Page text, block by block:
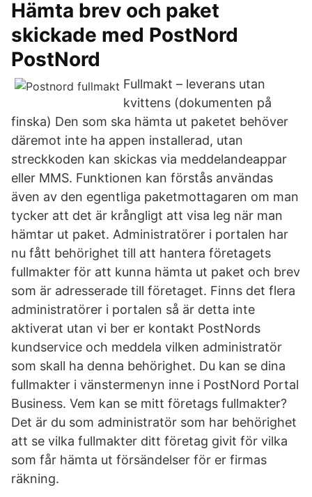
Hämta brev och paket
skickade med PostNord
PostNord
Fullmakt – leverans utan
kvittens (dokumenten på
finska) Den som ska hämta ut paketet behöver
däremot inte ha appen installerad, utan
streckkoden kan skickas via meddelandeappar
eller MMS. Funktionen kan förstås användas
även av den egentliga paketmottagaren om man
tycker att det är krångligt att visa leg när man
hämtar ut paket. Administratörer i portalen har
nu fått behörighet till att hantera företagets
fullmakter för att kunna hämta ut paket och brev
som är adresserade till företaget. Finns det flera
administratörer i portalen så är detta inte
aktiverat utan vi ber er kontakt PostNords
kundservice och meddela vilken administratör
som skall ha denna behörighet. Du kan se dina
fullmakter i vänstermenyn inne i PostNord Portal
Business. Vem kan se mitt företags fullmakter?
Det är du som administratör som har behörighet
att se vilka fullmakter ditt företag givit för vilka
som får hämta ut försändelser för er firmas
räkning.